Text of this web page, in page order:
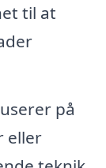
til at
på
eller